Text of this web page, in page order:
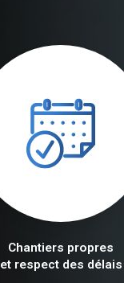
Chantiers propres
et respect des délais